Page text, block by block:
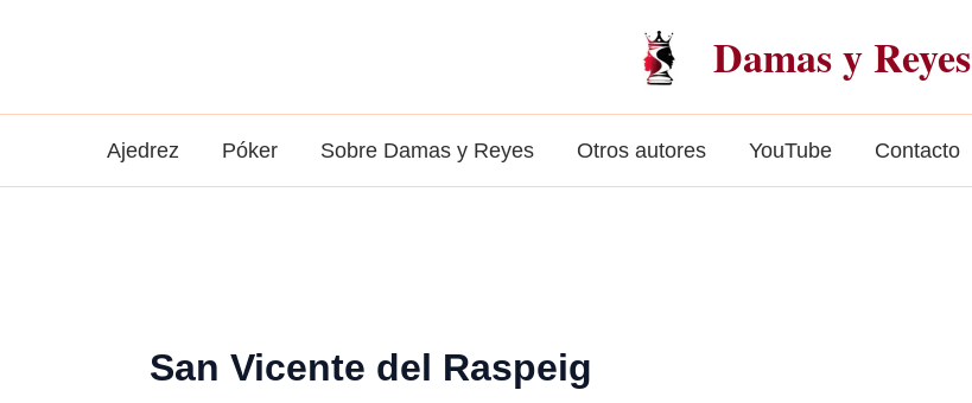
Damas y Reyes
Ajedrez Póker Sobre Damas y Reyes Otros autores YouTube Contacto
San Vicente del Raspeig